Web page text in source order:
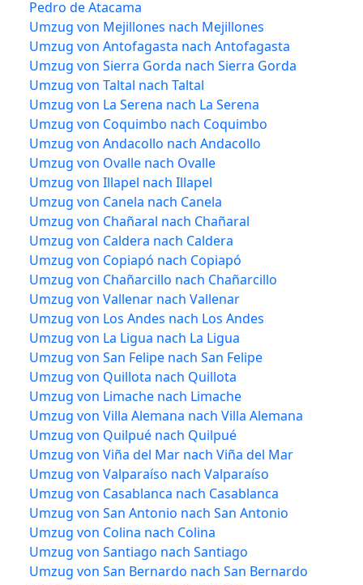
Pedro de Atacama
Umzug von Mejillones nach Mejillones
Umzug von Antofagasta nach Antofagasta
Umzug von Sierra Gorda nach Sierra Gorda
Umzug von Taltal nach Taltal
Umzug von La Serena nach La Serena
Umzug von Coquimbo nach Coquimbo
Umzug von Andacollo nach Andacollo
Umzug von Ovalle nach Ovalle
Umzug von Illapel nach Illapel
Umzug von Canela nach Canela
Umzug von Chañaral nach Chañaral
Umzug von Caldera nach Caldera
Umzug von Copiapó nach Copiapó
Umzug von Chañarcillo nach Chañarcillo
Umzug von Vallenar nach Vallenar
Umzug von Los Andes nach Los Andes
Umzug von La Ligua nach La Ligua
Umzug von San Felipe nach San Felipe
Umzug von Quillota nach Quillota
Umzug von Limache nach Limache
Umzug von Villa Alemana nach Villa Alemana
Umzug von Quilpué nach Quilpué
Umzug von Viña del Mar nach Viña del Mar
Umzug von Valparaíso nach Valparaíso
Umzug von Casablanca nach Casablanca
Umzug von San Antonio nach San Antonio
Umzug von Colina nach Colina
Umzug von Santiago nach Santiago
Umzug von San Bernardo nach San Bernardo